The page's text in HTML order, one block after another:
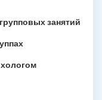
занятий